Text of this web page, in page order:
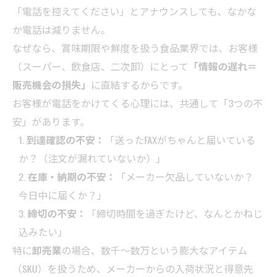
「電話を控えてください」とアナウンスしても、なかな
か電話は減りません。
なぜなら、賞味期限や鮮度を扱う食品業界では、お客様
（スーパー、飲食店、二次卸）にとって 「情報の遅れ＝
販売機会の損失」 に直結するからです。
お客様が電話をかけてくる心理には、共通して「3つの不
安」があります。
到達確認の不安：
「送ったFAXがちゃんと届いている
か？（注文が漏れていないか）」
在庫・納期の不安：
「メーカー欠品していないか？
今日中に届くか？」
締切の不安：
「締切時間を過ぎたけど、なんとかねじ
込みたい」
特に卸売業の場合、数千〜数万という膨大なアイテム
（SKU）を扱うため、メーカーからの入荷状況と得意先